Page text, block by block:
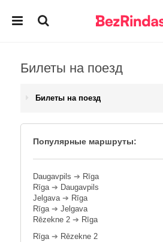
Билеты на поезд
Билеты на поезд
Популярные маршруты:
Daugavpils ➔ Rīga
Rīga➔ Daugavpils
Jelgava➔ Rīga
Rīga➔ Jelgava
Rēzekne 2 ➔ Rīga
Rīga➔ Rēzekne 2